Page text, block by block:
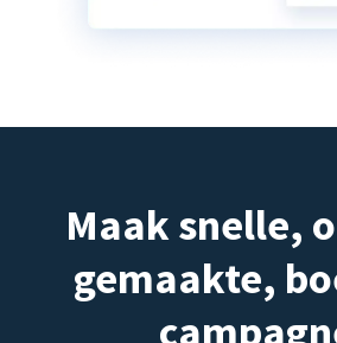
Maak snelle,
gemaakte,